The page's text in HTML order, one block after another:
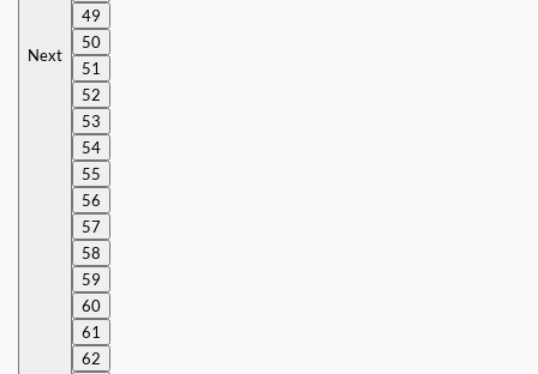
Next
49
50
51
52
53
54
55
56
57
58
59
60
61
62